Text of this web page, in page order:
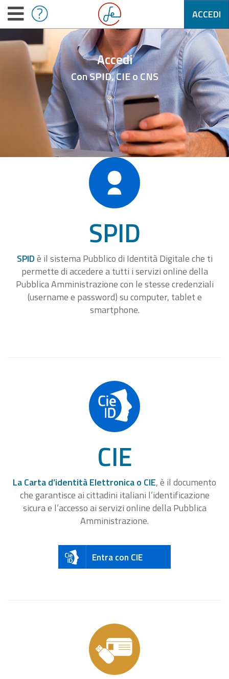
ACCEDI
Accedi
Con SPID, CIE o CNS
SPID
SPIDè il sistema Pubblico di Identità Digitale che ti
permette di accedere a tutti i servizi online della
Pubblica Amministrazione con le stesse credenziali
(username e password) su computer, tablet e
smartphone.
CIE
La Carta d’identità Elettronica o CIE, è il documento
che garantisce ai cittadini italiani l’identificazione
sicura e l’accesso ai servizi online della Pubblica
Amministrazione.
Entra con CIE